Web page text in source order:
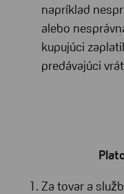
napríklad
alebo
kupujúci
predávajúci
Za tovar a